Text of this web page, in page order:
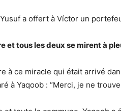
a offert à Víctor un
et tous les deux se mirent à
à ce miracle qui était arrivé
à Yaqoob : “Merci, je ne